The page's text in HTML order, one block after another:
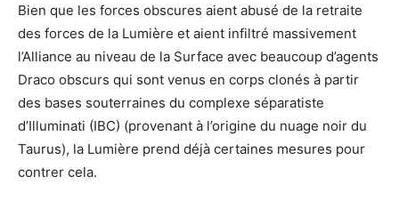
Bien que les forces obscures aient abusé de la retraite
des forces de la Lumière et aient infiltré massivement
l’Alliance au niveau de la Surface avec beaucoup d’agents
Draco obscurs qui sont venus en corps clonés à partir
des bases souterraines du complexe séparatiste
d’Illuminati (IBC) (provenant à l’origine du nuage noir du
Taurus), la Lumière prend déjà certaines mesures pour
contrer cela.